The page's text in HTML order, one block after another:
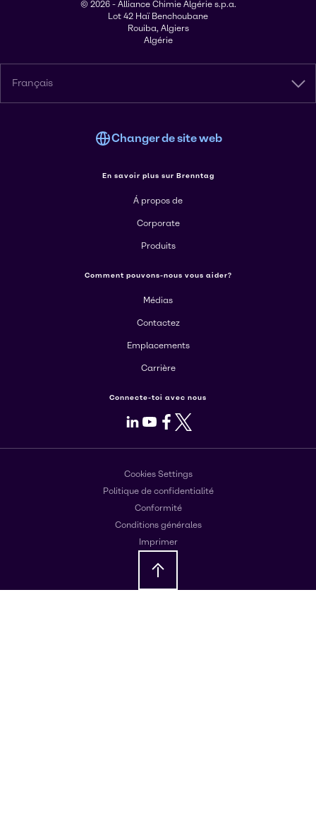
© 2026 - Alliance Chimie Algérie s.p.a.
Lot 42 Haï Benchoubane
Rouiba, Algiers
Algérie
Français
Changer de site web
En savoir plus sur Brenntag
Á propos de
Corporate
Produits
Comment pouvons-nous vous aider?
Médias
Contactez
Emplacements
Carrière
Connecte-toi avec nous
LinkedIn
Youtube
Facebook
X
Cookies Settings
Politique de confidentialité
Conformité
Conditions générales
Imprimer